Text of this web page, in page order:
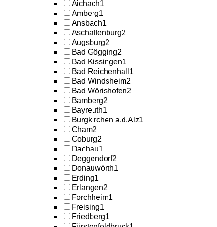
Aichach1
Amberg1
Ansbach1
Aschaffenburg2
Augsburg2
Bad Gögging2
Bad Kissingen1
Bad Reichenhall 1
Bad Windsheim2
Bad Wörishofen2
Bamberg2
Bayreuth1
Burgkirchen a.d.Alz1
Cham2
Coburg2
Dachau1
Deggendorf2
Donauwörth1
Erding1
Erlangen2
Forchheim1
Freising1
Friedberg1